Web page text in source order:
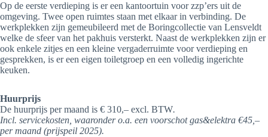
Op de eerste verdieping is er een kantoortuin voor zzp’ers uit de
omgeving. Twee open ruimtes staan met elkaar in verbinding. De
werkplekken zijn gemeubileerd met de Boringcollectie van Lensveldt
welke de sfeer van het pakhuis versterkt. Naast de werkplekken zijn er
ook enkele zitjes en een kleine vergaderruimte voor verdieping en
gesprekken, is er een eigen toiletgroep en een volledig ingerichte
keuken.
Huurprijs
De huurprijs per maand is € 310,– excl. BTW.
Incl. servicekosten, waaronder o.a. een voorschot gas&elektra €45,–
per maand (prijspeil 2025).